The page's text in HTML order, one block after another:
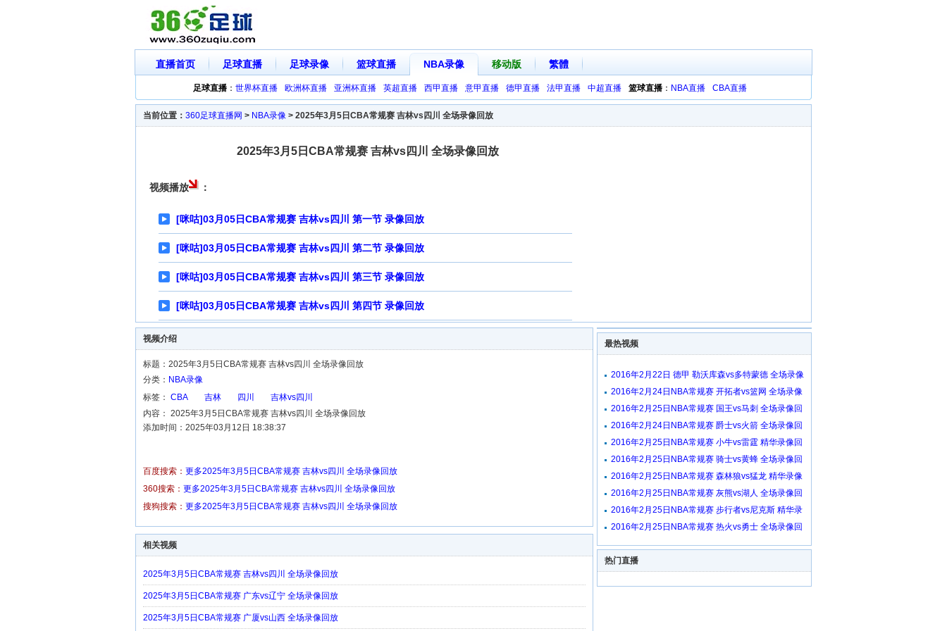
直播首页 足球直播 足球录像 篮球直播 NBA录像 移动版 繁體
足球直播 ： 世界杯直播 欧洲杯直播 亚洲杯直播 英超直播 西甲直播 意甲直播 德甲直播 法甲直播 中超直播 篮球直播 ： NBA直播 CBA直播
当前位置： 360足球直播网 > NBA录像 > 2025年3月5日CBA常规赛 吉林vs四川 全场录像回放
2025年3月5日CBA常规赛 吉林vs四川 全场录像回放
视频播放 ：
[咪咕]03月05日CBA常规赛 吉林vs四川 第一节 录像回放
[咪咕]03月05日CBA常规赛 吉林vs四川 第二节 录像回放
[咪咕]03月05日CBA常规赛 吉林vs四川 第三节 录像回放
[咪咕]03月05日CBA常规赛 吉林vs四川 第四节 录像回放
视频介绍
标题：2025年3月5日CBA常规赛 吉林vs四川 全场录像回放
分类： NBA录像
标签： CBA 吉林 四川
吉林vs四川
内容： 2025年3月5日CBA常规赛 吉林vs四川 全场录像回放
添加时间：2025年03月12日 18:38:37
百度搜索： 更多2025年3月5日CBA常规赛 吉林vs四川 全场录像回放
360搜索： 更多2025年3月5日CBA常规赛 吉林vs四川 全场录像回放
搜狗搜索： 更多2025年3月5日CBA常规赛 吉林vs四川 全场录像回放
相关视频
2025年3月5日CBA常规赛 吉林vs四川 全场录像回放
2025年3月5日CBA常规赛 广东vs辽宁 全场录像回放
2025年3月5日CBA常规赛 广厦vs山西 全场录像回放
最热视频
2016年2月22日 德甲 勒沃库森vs多特蒙德 全场录像
回放
2016年2月24日NBA常规赛 开拓者vs篮网 全场录像
回放
2016年2月25日NBA常规赛 国王vs马刺 全场录像回
放
2016年2月24日NBA常规赛 爵士vs火箭 全场录像回
放
2016年2月25日NBA常规赛 小牛vs雷霆 精华录像回
放
2016年2月25日NBA常规赛 骑士vs黄蜂 全场录像回
放
2016年2月25日NBA常规赛 森林狼vs猛龙 精华录像
回放
2016年2月25日NBA常规赛 灰熊vs湖人 全场录像回
放
2016年2月25日NBA常规赛 步行者vs尼克斯 精华录
像回放
2016年2月25日NBA常规赛 热火vs勇士 全场录像回
热门直播